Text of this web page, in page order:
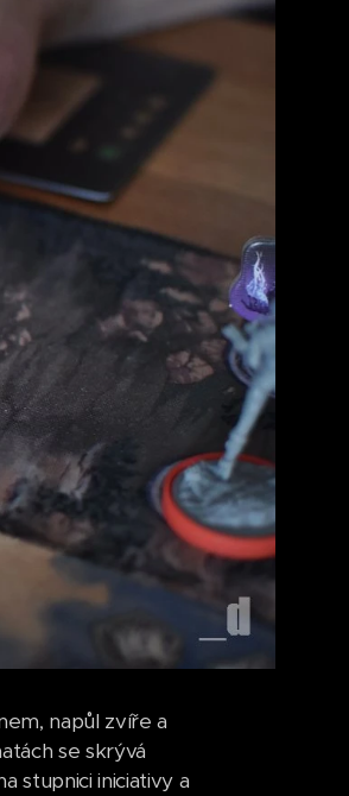
napůl zvíře a
se skrývá
stupnici iniciativy a